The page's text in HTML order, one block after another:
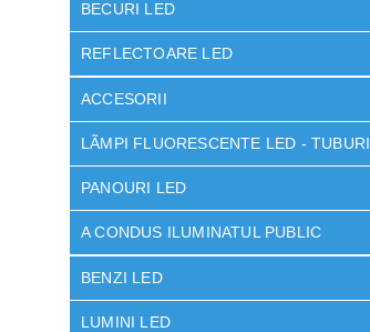
BECURI LED
REFLECTOARE LED
ACCESORII
LÃMPI FLUORESCENTE LED - TUBURI
PANOURI LED
A CONDUS ILUMINATUL PUBLIC
BENZI LED
LUMINI LED